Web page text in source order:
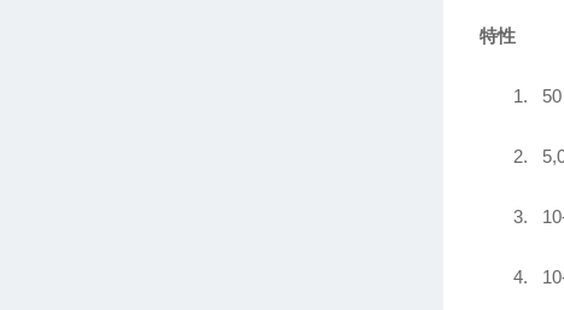
特性
1.
2.
3.
4.